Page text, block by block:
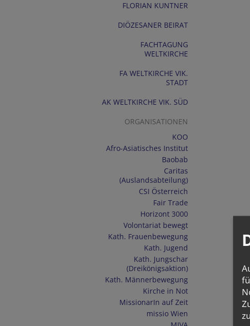
FLORIAN KUNTNER
DIÖZESANER BEIRAT
FACHTAGUNG
WELTKIRCHE
FA WELTKIRCHE VIK.
STADT
AK WELTKIRCHE VIK. SÜD
ORGANISATIONEN
KOO
Afro-Asiatisches Institut
Baobab
Caritas
(Auslandsabteilung)
CSI Österreich
Fair Trade
Horizont 3000
Volontariat bewegt
Kath. Frauenbewegung
Kath. Jugend
Kath. Jungschar
(Dreikönigsaktion)
Kath. Männerbewegung
Kirche in Not
MissionarIn auf Zeit
missio Wien